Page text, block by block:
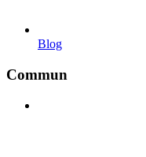
Blog
Commun